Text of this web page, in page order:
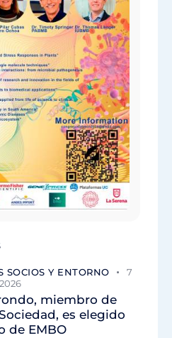
SOCIOS Y ENTORNO
7
miembro de
es elegido
de EMBO